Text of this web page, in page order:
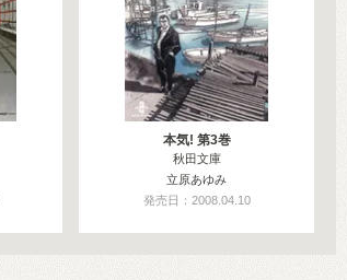
本気! 第3巻
秋田文庫
立原あゆみ
発売日：2008.04.10